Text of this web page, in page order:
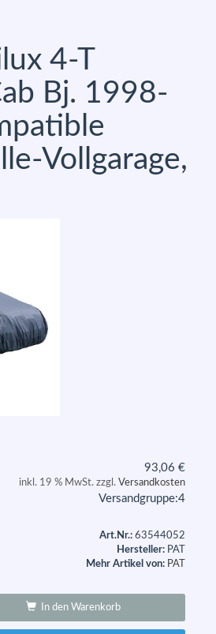
4-T
Bj. 1998-
Vollgarage,
93,06 €
inkl. 19 % MwSt. zzgl. Versandkosten
Versandgruppe:4
Art.Nr.: 63544052
Hersteller: PAT
Mehr Artikel von: PAT
In den Warenkorb